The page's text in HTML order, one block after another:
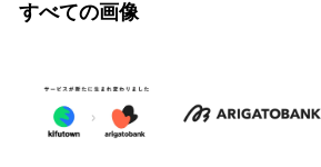
すべての画像